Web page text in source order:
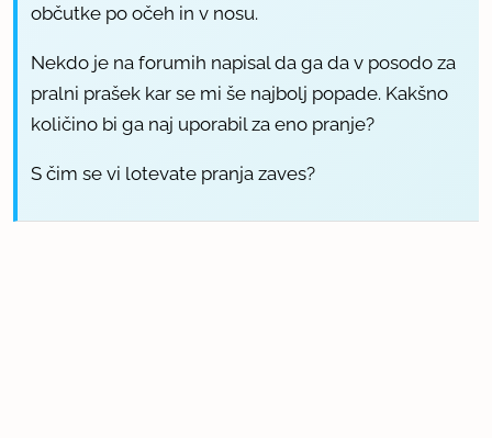
občutke po očeh in v nosu.
Nekdo je na forumih napisal da ga da v posodo za
pralni prašek kar se mi še najbolj popade. Kakšno
količino bi ga naj uporabil za eno pranje?
S čim se vi lotevate pranja zaves?